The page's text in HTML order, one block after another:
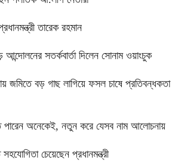
তারেক রহমান
সতর্কবার্তা দিলেন সোনাম ওয়াংচুক
জমিতে বড় গাছ লাগিয়ে ফসল চাষে প্রতিবন্ধকতা
পারেন অনেকেই, নতুন করে যেসব নাম আলোচনায়
চেয়েছেন প্রধানমন্ত্রী